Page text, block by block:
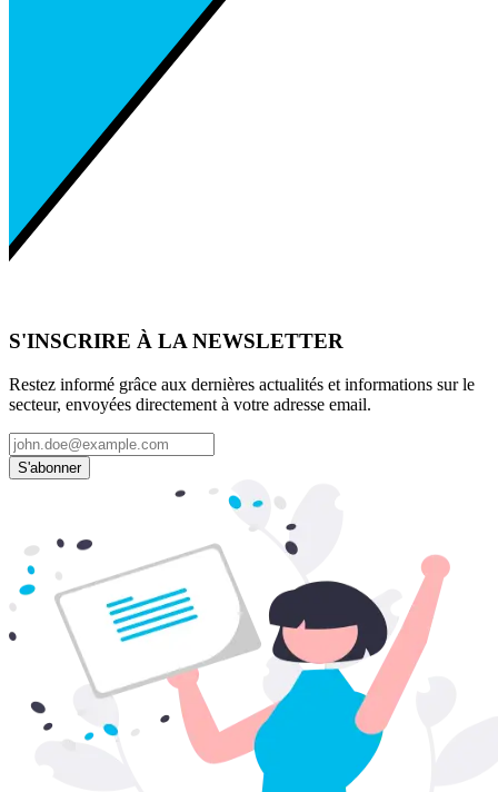
S'INSCRIRE À LA NEWSLETTER
Restez informé grâce aux dernières actualités et informations sur le
secteur, envoyées directement à votre adresse email.
S'abonner